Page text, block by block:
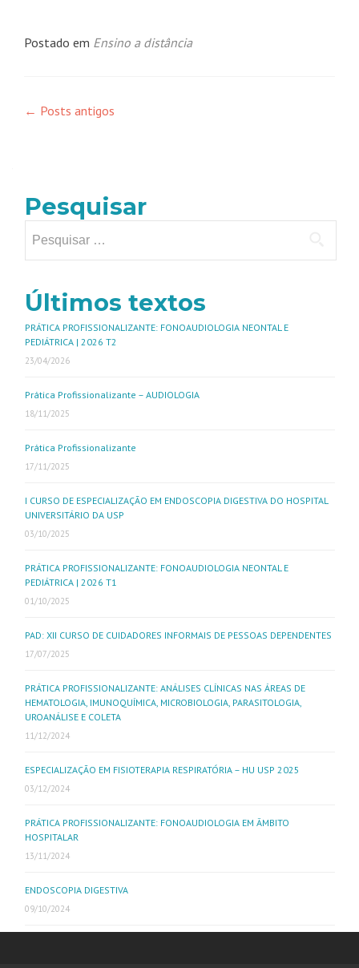
Postado em Ensino a distância
← Posts antigos
Pesquisar
Últimos textos
PRÁTICA PROFISSIONALIZANTE: FONOAUDIOLOGIA NEONTAL E
PEDIÁTRICA | 2026 T2
23/04/2026
Prática Profissionalizante – AUDIOLOGIA
18/11/2025
Prática Profissionalizante
17/11/2025
I CURSO DE ESPECIALIZAÇÃO EM ENDOSCOPIA DIGESTIVA DO HOSPITAL
UNIVERSITÁRIO DA USP
03/10/2025
PRÁTICA PROFISSIONALIZANTE: FONOAUDIOLOGIA NEONTAL E
PEDIÁTRICA | 2026 T1
01/10/2025
PAD: XII CURSO DE CUIDADORES INFORMAIS DE PESSOAS DEPENDENTES
17/07/2025
PRÁTICA PROFISSIONALIZANTE: ANÁLISES CLÍNICAS NAS ÁREAS DE
HEMATOLOGIA, IMUNOQUÍMICA, MICROBIOLOGIA, PARASITOLOGIA,
UROANÁLISE E COLETA
11/12/2024
ESPECIALIZAÇÃO EM FISIOTERAPIA RESPIRATÓRIA – HU USP 2025
03/12/2024
PRÁTICA PROFISSIONALIZANTE: FONOAUDIOLOGIA EM ÂMBITO
HOSPITALAR
13/11/2024
ENDOSCOPIA DIGESTIVA
09/10/2024